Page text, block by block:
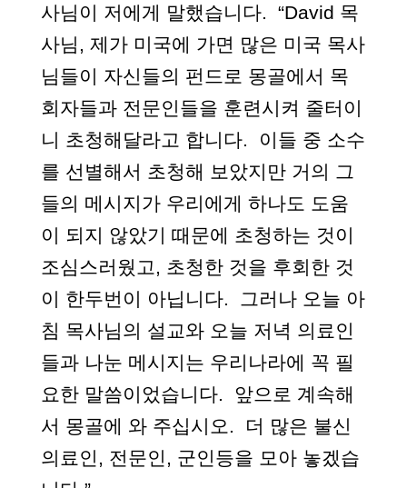
사님이 저에게 말했습니다. “David 목
사님, 제가 미국에 가면 많은 미국 목사
님들이 자신들의 펀드로 몽골에서 목
회자들과 전문인들을 훈련시켜 줄터이
니 초청해달라고 합니다. 이들 중 소수
를 선별해서 초청해 보았지만 거의 그
들의 메시지가 우리에게 하나도 도움
이 되지 않았기 때문에 초청하는 것이
조심스러웠고, 초청한 것을 후회한 것
이 한두번이 아닙니다. 그러나 오늘 아
침 목사님의 설교와 오늘 저녁 의료인
들과 나눈 메시지는 우리나라에 꼭 필
요한 말씀이었습니다. 앞으로 계속해
서 몽골에 와 주십시오. 더 많은 불신
의료인, 전문인, 군인등을 모아 놓겠습